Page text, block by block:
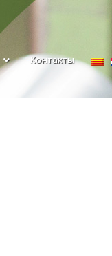
Контакты